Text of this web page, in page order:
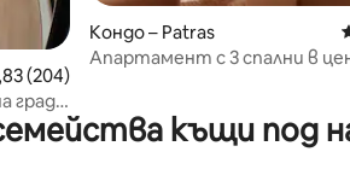
оценка: 4,83 от 5, 204 отзива
(204)
града
Кондо – Patras
Апартамент с 3 спални в
къщи под